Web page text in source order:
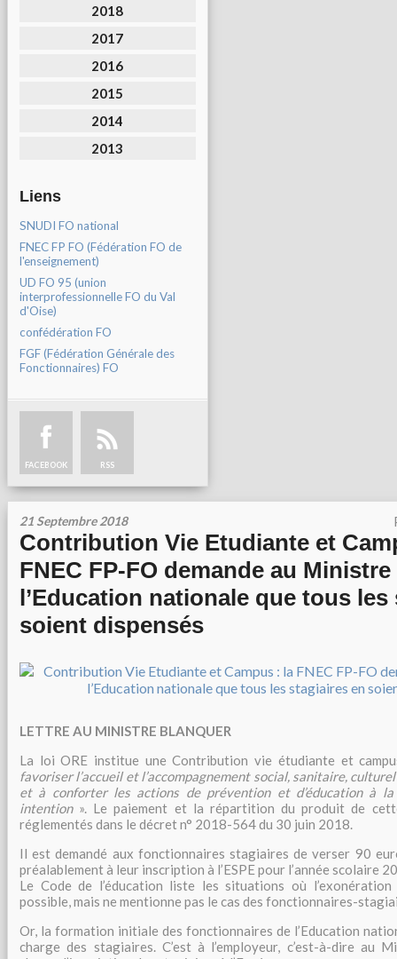
2018
2017
2016
2015
2014
2013
Liens
SNUDI FO national
FNEC FP FO (Fédération FO de
l'enseignement)
UD FO 95 (union
interprofessionnelle FO du Val
d'Oise)
confédération FO
FGF (Fédération Générale des
Fonctionnaires) FO
FACEBOOK RSS
21 Septembre 2018
Contribution Vie Etudiante et
FNEC FP-FO demande au Ministre
l’Education nationale que tous les
soient dispensés
LETTRE AU MINISTRE BLANQUER
La loi ORE institue une Contribution vie étudiante et
favoriser l’accueil et l’accompagnement social, sanitaire,
et à conforter les actions de prévention et d’éducation à
intention». Le paiement et la répartition du produit de
réglementés dans le décret n° 2018-564 du 30 juin 2018.
Il est demandé aux fonctionnaires stagiaires de verser 90
préalablement à leur inscription à l’ESPE pour l’année scolaire
Le Code de l’éducation liste les situations où
possible, mais ne mentionne pas le cas des fonctionnaires-
Or, la formation initiale des fonctionnaires de l’Education
charge des stagiaires. C’est à l’employeur, c’est-à-dire au